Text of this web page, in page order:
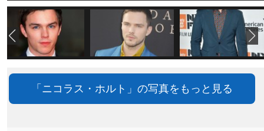
「ニコラス・ホルト」の写真をもっと見る